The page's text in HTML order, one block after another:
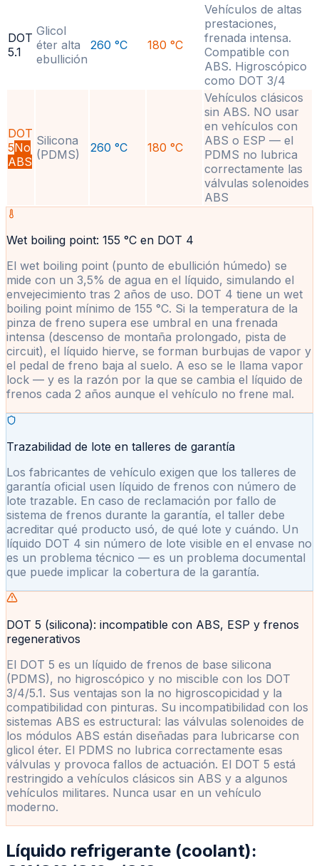
DOT
5.1
Glicol
éter alta
ebullición
260 °C 180 °C
Vehículos de altas
prestaciones,
frenada intensa.
Compatible con
ABS. Higroscópico
como DOT 3/4
DOT
5No
ABS
Silicona
(PDMS)
260 °C 180 °C
Vehículos clásicos
sin ABS. NO usar
en vehículos con
ABS o ESP — el
PDMS no lubrica
correctamente las
válvulas solenoides
ABS
Wet boiling point: 155 °C en DOT 4
El wet boiling point (punto de ebullición húmedo) se
mide con un 3,5% de agua en el líquido, simulando el
envejecimiento tras 2 años de uso. DOT 4 tiene un wet
boiling point mínimo de 155 °C. Si la temperatura de la
pinza de freno supera ese umbral en una frenada
intensa (descenso de montaña prolongado, pista de
circuit), el líquido hierve, se forman burbujas de vapor y
el pedal de freno baja al suelo. A eso se le llama vapor
lock — y es la razón por la que se cambia el líquido de
frenos cada 2 años aunque el vehículo no frene mal.
Trazabilidad de lote en talleres de garantía
Los fabricantes de vehículo exigen que los talleres de
garantía oficial usen líquido de frenos con número de
lote trazable. En caso de reclamación por fallo de
sistema de frenos durante la garantía, el taller debe
acreditar qué producto usó, de qué lote y cuándo. Un
líquido DOT 4 sin número de lote visible en el envase no
es un problema técnico — es un problema documental
que puede implicar la cobertura de la garantía.
DOT 5 (silicona): incompatible con ABS, ESP y frenos
regenerativos
El DOT 5 es un líquido de frenos de base silicona
(PDMS), no higroscópico y no miscible con los DOT
3/4/5.1. Sus ventajas son la no higroscopicidad y la
compatibilidad con pinturas. Su incompatibilidad con los
sistemas ABS es estructural: las válvulas solenoides de
los módulos ABS están diseñadas para lubricarse con
glicol éter. El PDMS no lubrica correctamente esas
válvulas y provoca fallos de actuación. El DOT 5 está
restringido a vehículos clásicos sin ABS y a algunos
vehículos militares. Nunca usar en un vehículo
moderno.
Líquido refrigerante (coolant):